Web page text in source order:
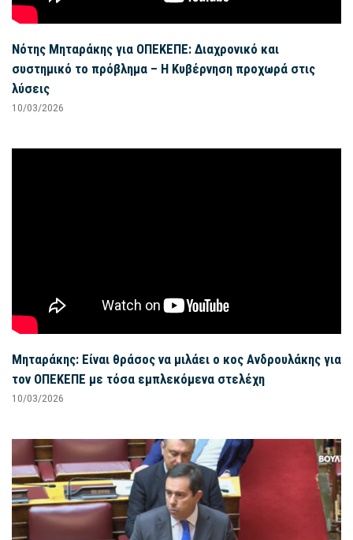
Νότης Μηταράκης για ΟΠΕΚΕΠΕ: Διαχρονικό και
συστημικό το πρόβλημα – Η Κυβέρνηση προχωρά στις
λύσεις
10/03/2026
Μηταράκης: Είναι θράσος να μιλάει ο κος Ανδρουλάκης για
τον ΟΠΕΚΕΠΕ με τόσα εμπλεκόμενα στελέχη
10/03/2026